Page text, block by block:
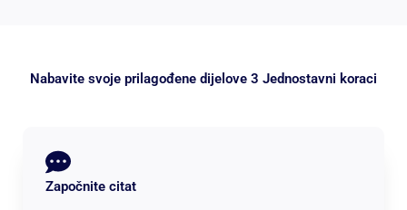
Nabavite svoje prilagođene dijelove 3 Jednostavni koraci
Započnite citat